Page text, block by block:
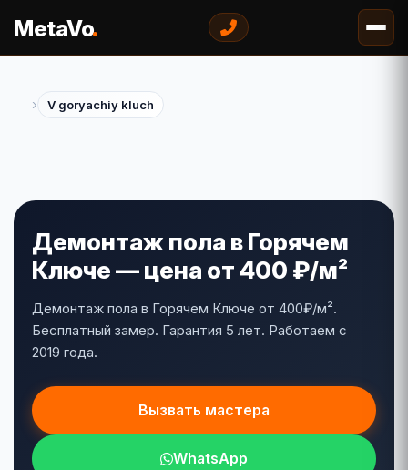
MetaVo.
› V goryachiy kluch
Демонтаж пола в Горячем
Ключе — цена от 400 ₽/м²
Демонтаж пола в Горячем Ключе от 400₽/м².
Бесплатный замер. Гарантия 5 лет. Работаем с
2019 года.
Вызвать мастера
WhatsApp